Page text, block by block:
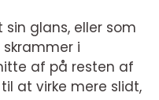
glans, eller som
i
af på resten af
at virke mere slidt,